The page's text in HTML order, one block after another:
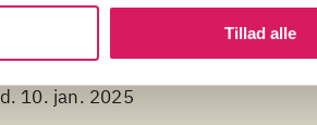
Tillad alle
d. 10. jan. 2025